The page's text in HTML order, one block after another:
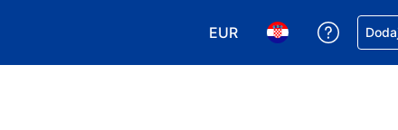
EUR
Odaberite valutu. Vaša je
Odaberite svoj